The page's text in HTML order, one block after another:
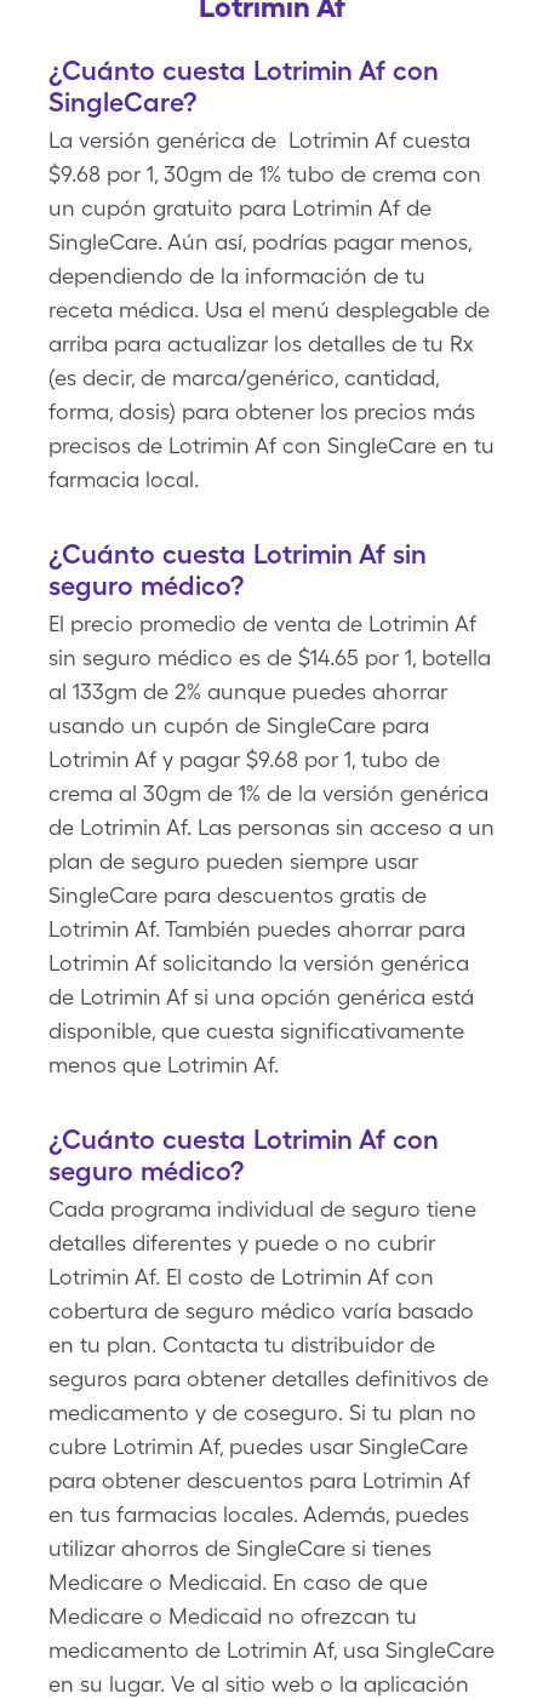
¿Cuánto cuesta Lotrimin Af con
SingleCare?
La versión genérica de Lotrimin Af cuesta
$9.68 por 1, 30gm de 1% tubo de crema con
un cupón gratuito para Lotrimin Af de
SingleCare. Aún así, podrías pagar menos,
dependiendo de la información de tu
receta médica. Usa el menú desplegable de
arriba para actualizar los detalles de tu Rx
(es decir, de marca/genérico, cantidad,
forma, dosis) para obtener los precios más
precisos de Lotrimin Af con SingleCare en tu
farmacia local.
¿Cuánto cuesta Lotrimin Af sin
seguro médico?
El precio promedio de venta de Lotrimin Af
sin seguro médico es de $14.65 por 1, botella
al 133gm de 2% aunque puedes ahorrar
usando un cupón de SingleCare para
Lotrimin Af y pagar $9.68 por 1, tubo de
crema al 30gm de 1% de la versión genérica
de Lotrimin Af. Las personas sin acceso a un
plan de seguro pueden siempre usar
SingleCare para descuentos gratis de
Lotrimin Af. También puedes ahorrar para
Lotrimin Af solicitando la versión genérica
de Lotrimin Af si una opción genérica está
disponible, que cuesta significativamente
menos que Lotrimin Af.
¿Cuánto cuesta Lotrimin Af con
seguro médico?
Cada programa individual de seguro tiene
detalles diferentes y puede o no cubrir
Lotrimin Af. El costo de Lotrimin Af con
cobertura de seguro médico varía basado
en tu plan. Contacta tu distribuidor de
seguros para obtener detalles definitivos de
medicamento y de coseguro. Si tu plan no
cubre Lotrimin Af, puedes usar SingleCare
para obtener descuentos para Lotrimin Af
en tus farmacias locales. Además, puedes
utilizar ahorros de SingleCare si tienes
Medicare o Medicaid. En caso de que
Medicare o Medicaid no ofrezcan tu
medicamento de Lotrimin Af, usa SingleCare
en su lugar. Ve al sitio web o la aplicación